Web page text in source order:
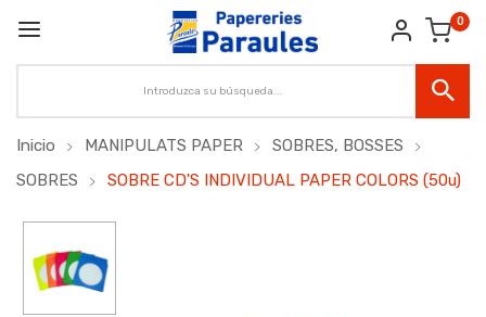
0
Inicio MANIPULATS PAPER
SOBRES, BOSSES
SOBRES
SOBRE CD'S INDIVIDUAL PAPER COLORS (50u)